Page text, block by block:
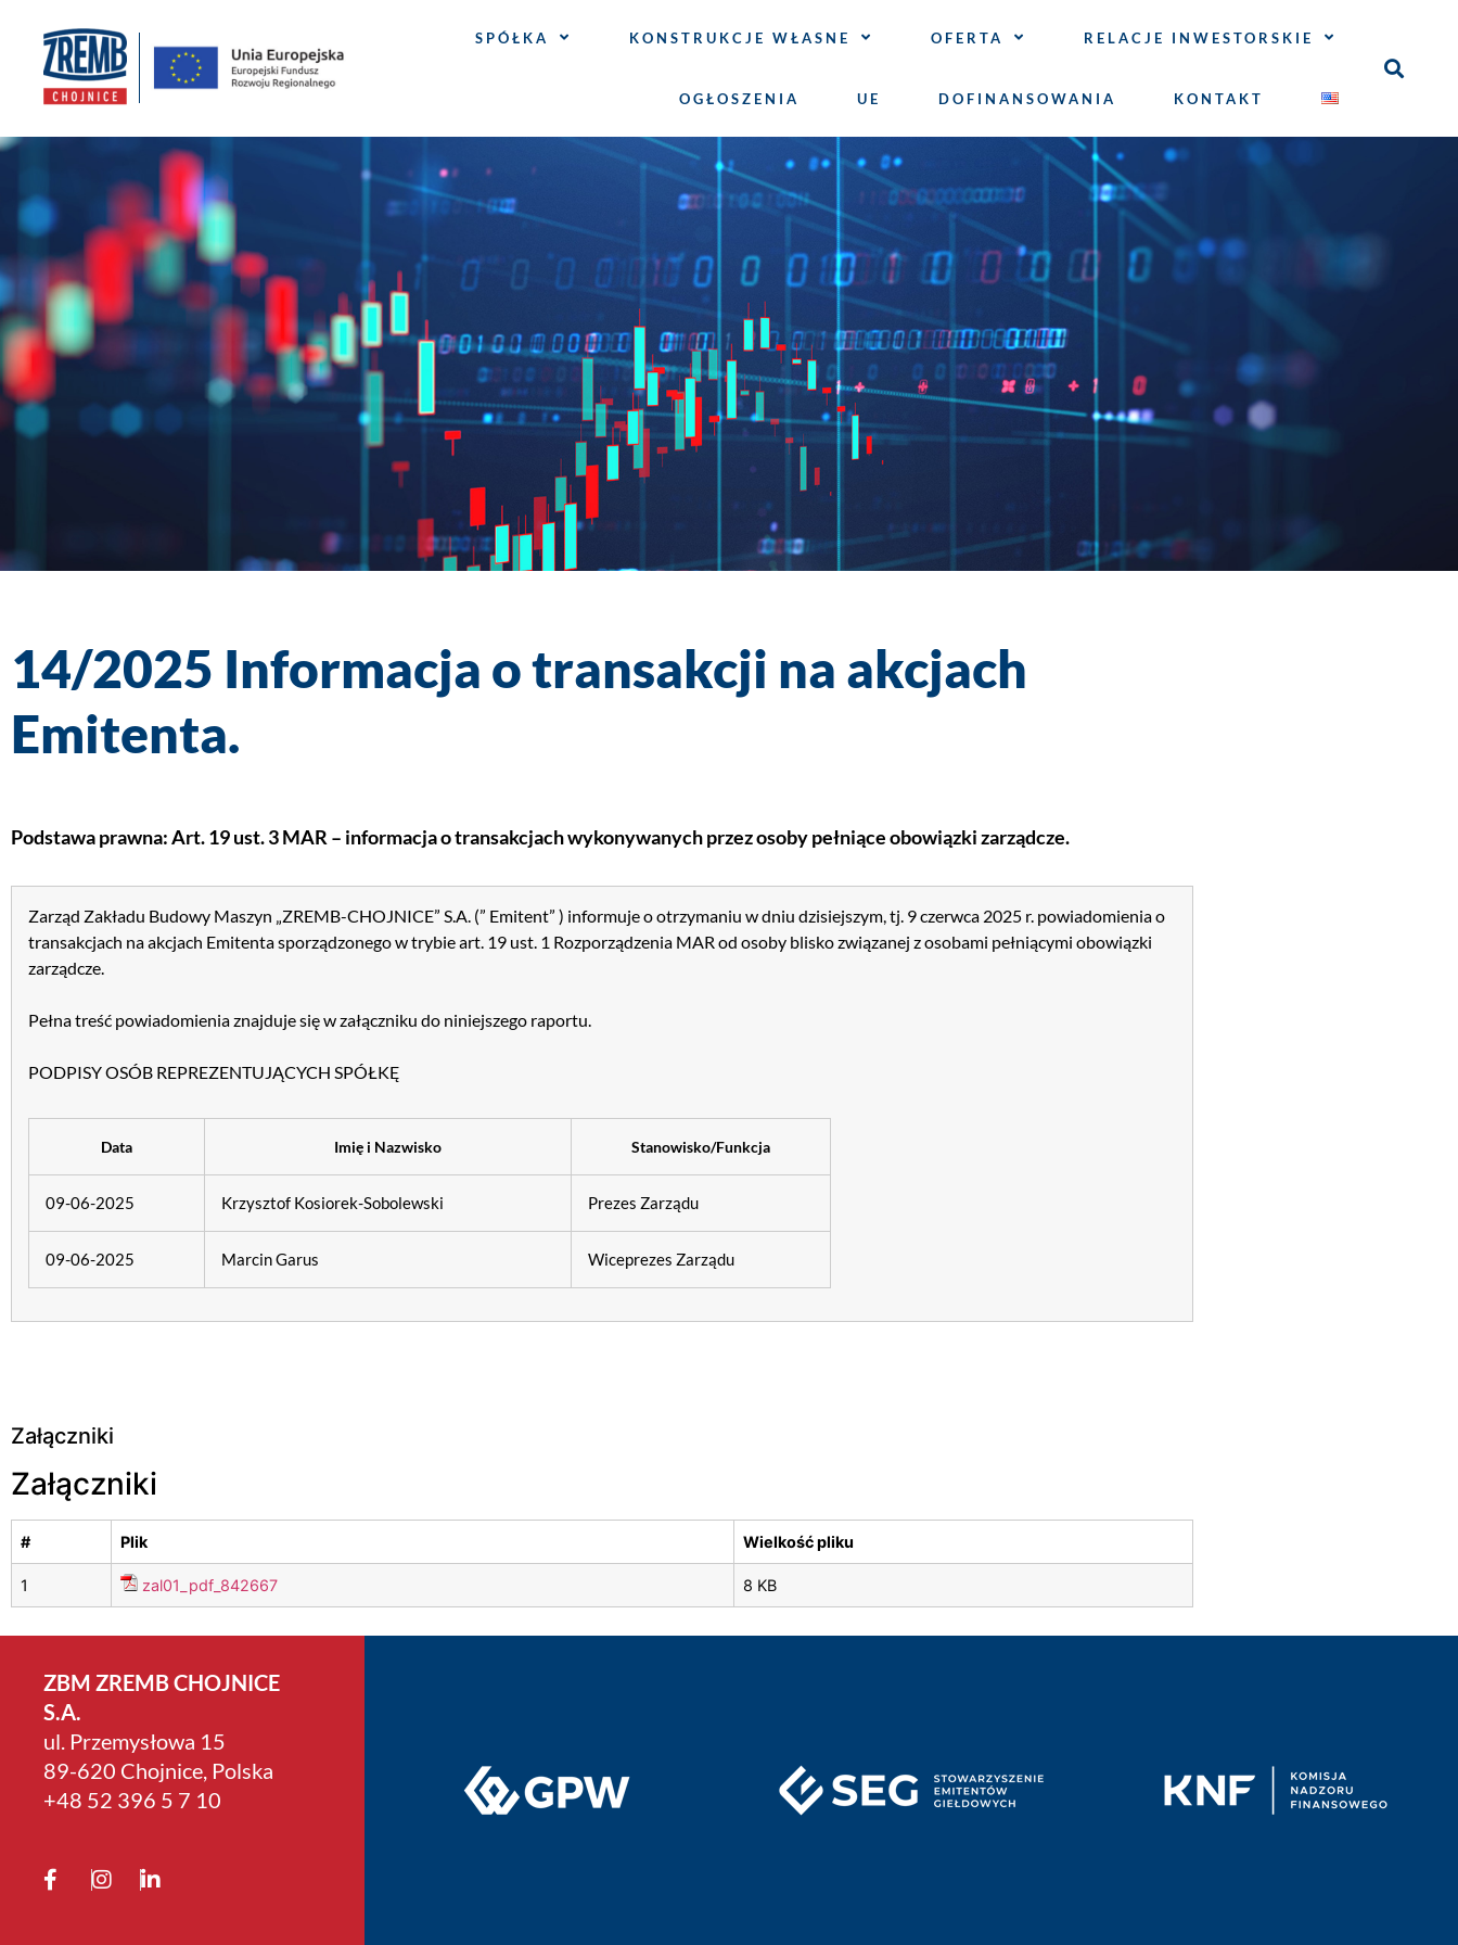
SPÓŁKA KONSTRUKCJE WŁASNE OFERTA RELACJE INWESTORSKIE
OGŁOSZENIA UE DOFINANSOWANIA KONTAKT
14/2025 Informacja o transakcji na akcjach
Emitenta.
Podstawa prawna: Art. 19 ust. 3 MAR – informacja o transakcjach wykonywanych przez osoby pełniące obowiązki zarządcze.
Zarząd Zakładu Budowy Maszyn „ZREMB-CHOJNICE” S.A. (” Emitent” ) informuje o otrzymaniu w dniu dzisiejszym, tj. 9 czerwca 2025 r. powiadomienia o
transakcjach na akcjach Emitenta sporządzonego w trybie art. 19 ust. 1 Rozporządzenia MAR od osoby blisko związanej z osobami pełniącymi obowiązki
zarządcze.
Pełna treść powiadomienia znajduje się w załączniku do niniejszego raportu.
PODPISY OSÓB REPREZENTUJĄCYCH SPÓŁKĘ
Data Imię i Nazwisko Stanowisko/Funkcja
09-06-2025 Krzysztof Kosiorek-Sobolewski Prezes Zarządu
09-06-2025 Marcin Garus Wiceprezes Zarządu
Załączniki
Załączniki
# Plik Wielkość pliku
1 zal01_pdf_842667 8 KB
ZBM ZREMB CHOJNICE
S.A.
ul. Przemysłowa 15
89-620 Chojnice, Polska
+4­8 52 396 5 7 10